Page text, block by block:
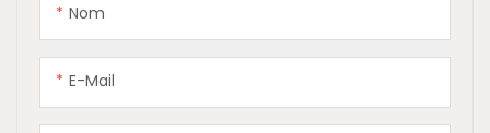
Nom
E-Mail